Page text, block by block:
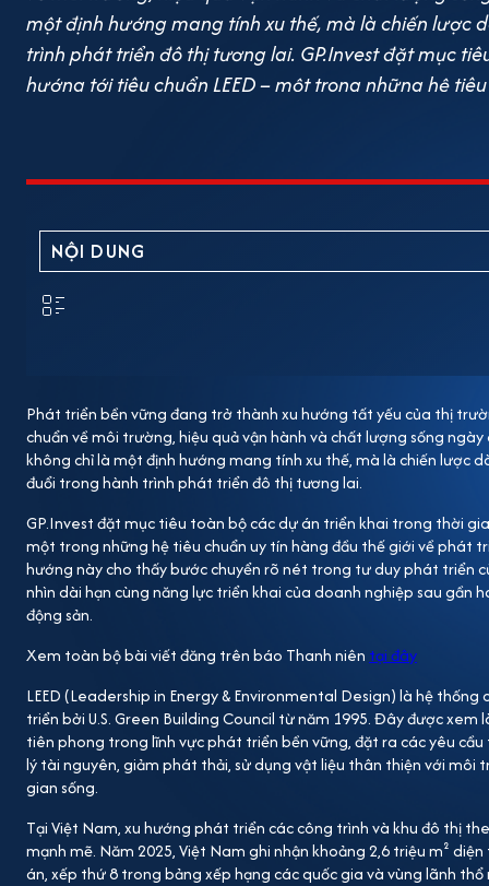
một định hướng mang tính xu thế, mà là chiến lược
trình phát triển đô thị tương lai. GP.Invest đặt mục
hướng tới tiêu chuẩn LEED – một trong những hệ
trường bất động sản. Xem toàn bộ bài viết đăng
từ năm 1995. Đây được xem là một trong những
vững, đặt ra các yêu cầu toàn diện về tiết kiệm
liệu thân thiện với môi trường và nâng cao chất
cận như một yếu tố bổ trợ, mà trở thành định
nghiệp đặt mục tiêu các dự án tương lai đều được
thiết kế đến thi công và vận hành. Chia sẻ về tầm
toàn bộ dự án tương lai đều hướng tới LEED không
chuyển dịch toàn diện trong tư duy phát triển; đòi
tính kỷ luật thực thi cao cùng đội ngũ chuyên môn
quy hoạch bài bản, tiết kiệm năng lượng và thân
xanh có thể làm tăng chi phí đầu tư ban đầu,
cư dân, doanh nghiệp và xã hội. Dự án Evergreen
vững mà GP.Invest đang theo đuổi. Dự án được
tại Việt Nam hướng tới chứng chỉ LEED for
NỘI DUNG
Phát triển bền vững đang trở thành xu hướng tất yếu của thị
chuẩn về môi trường, hiệu quả vận hành và chất lượng sống
không chỉ là một định hướng mang tính xu thế, mà là chiến lược
đuổi trong hành trình phát triển đô thị tương lai.
GP.Invest đặt mục tiêu toàn bộ các dự án triển khai trong thời
một trong những hệ tiêu chuẩn uy tín hàng đầu thế giới về phát
hướng này cho thấy bước chuyển rõ nét trong tư duy phát triển
nhìn dài hạn cùng năng lực triển khai của doanh nghiệp sau
động sản.
Xem toàn bộ bài viết đăng trên báo Thanh niên tại đây
LEED(Leadership in Energy & Environmental Design) là hệ
triển bởiU.S. Green Building Council từ năm 1995. Đây được xem
tiên phong trong lĩnh vực phát triển bền vững, đặt ra các yêu
lý tài nguyên, giảm phát thải, sử dụng vật liệu thân thiện với
gian sống.
Tại Việt Nam, xu hướng phát triển các công trình và khu đô thị
mạnh mẽ. Năm 2025, Việt Nam ghi nhận khoảng 2,6 triệu m²
án, xếp thứ 8 trong bảng xếp hạng các quốc gia và vùng lãnh